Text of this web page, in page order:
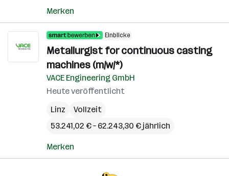
Merken
Einblicke
Metallurgist for continuous casting
machines (m/w/*)
VACE Engineering GmbH
Heute veröffentlicht
Linz
Vollzeit
53.241,02 € – 62.243,30 € jährlich
Merken